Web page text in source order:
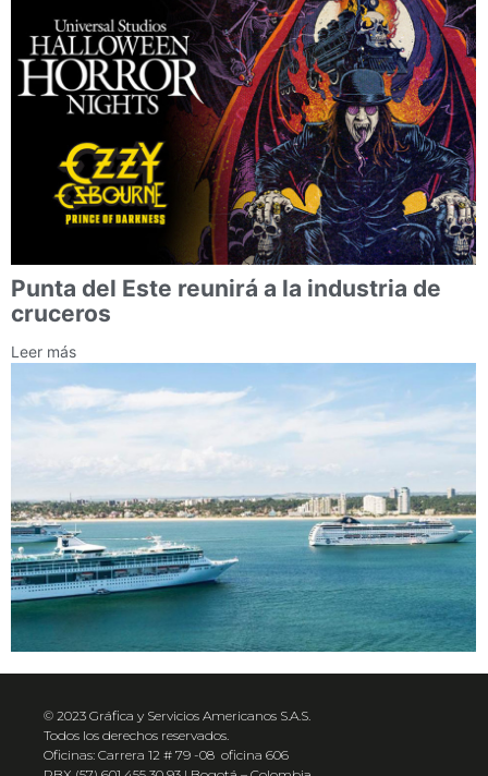
Punta del Este reunirá a la industria de
cruceros
Leer más
© 2023 Gráfica y Servicios Americanos S.A.S.
Todos los derechos reservados.
Oficinas: Carrera 12 # 79 -08 oficina 606